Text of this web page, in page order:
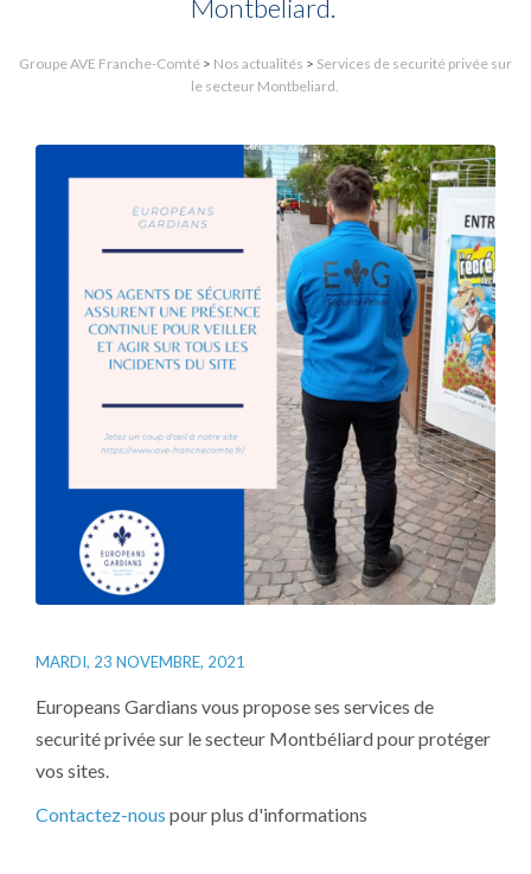
Montbeliard.
Groupe AVE Franche-Comté > Nos actualités > Services de securité privée sur
le secteur Montbeliard.
MARDI, 23 NOVEMBRE, 2021
Europeans Gardians vous propose ses services de
securité privée sur le secteur Montbéliard pour protéger
vos sites.
Contactez-nous pour plus d'informations